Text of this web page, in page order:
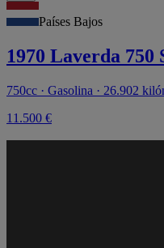
Países Bajos
1970 Laverda 750
750cc · Gasolina · 26.902
11.500 €